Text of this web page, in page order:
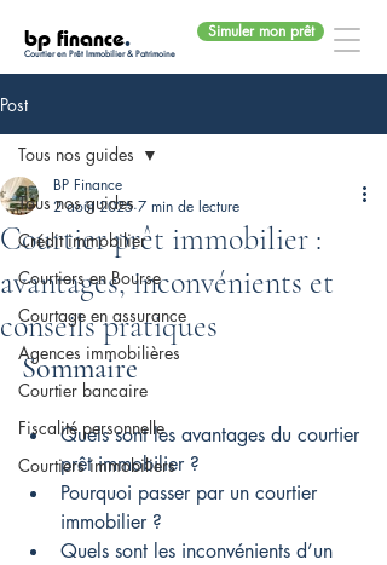
bp finance.
Courtier en Prêt Immobilier & Patrimoine
Simuler mon prêt
Post
Tous nos guides
Crédit immobilier
Courtiers en Bourse
Courtage en assurance
Agences immobilières
Courtier bancaire
Fiscalité personnelle
Courtiers immobiliers
Tous nos guides
Courtier prêt immobilier :
avantages, inconvénients et
conseils pratiques
BP Finance
2 août 2025 7 min de lecture
Sommaire
Quels sont les avantages du courtier
prêt immobilier ?
Pourquoi passer par un courtier
immobilier ?
Quels sont les inconvénients d’un